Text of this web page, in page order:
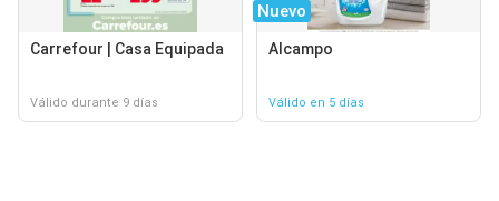
Carrefour | Casa Equipada
Válido durante 9 días
Nuevo
Alcampo
Válido en 5 días